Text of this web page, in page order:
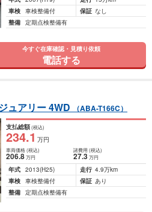
車検 車検整備付 保証 なし
整備 定期点検整備有
今すぐ在庫確認・見積り依頼
電話する
ュアリー 4WD （ABA-T166C）
支払総額(税込)
234.1 万円
車両価格(税込)
206.8万円
諸費用 (税込)
27.3 万円
年式 2013(H25) 走行 4.9万km
車検 車検整備付 保証 あり
整備 定期点検整備有